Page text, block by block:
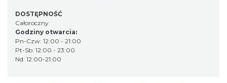
DOSTĘPNOŚĆ
Całoroczny
Godziny otwarcia:
Pn-Czw: 12:00 - 21:00
Pt-Sb: 12:00 - 23:00
Nd: 12:00-21:00